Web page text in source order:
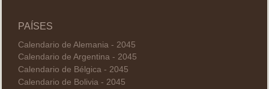
PAÍSES
Calendario de Alemania - 2045
Calendario de Argentina - 2045
Calendario de Bélgica - 2045
Calendario de Bolivia - 2045